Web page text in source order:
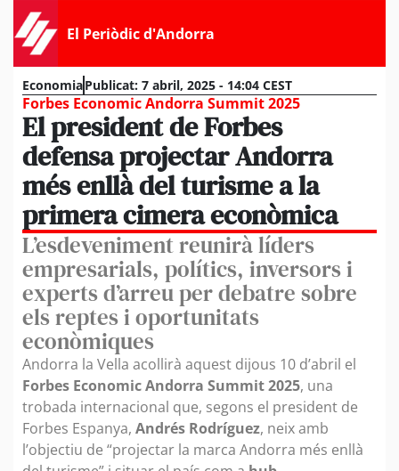
El Periòdic d'Andorra
EconomiaPublicat: 7 abril, 2025 - 14:04 CEST
Forbes Economic Andorra Summit 2025
El president de Forbes
defensa projectar Andorra
més enllà del turisme a la
primera cimera econòmica
L’esdeveniment reunirà líders
empresarials, polítics, inversors i
experts d’arreu per debatre sobre
els reptes i oportunitats
econòmiques
Andorra la Vella acollirà aquest dijous 10 d’abril el
Forbes Economic Andorra Summit 2025, una
trobada internacional que, segons el president de
Forbes Espanya, Andrés Rodríguez, neix amb
l’objectiu de “projectar la marca Andorra més enllà